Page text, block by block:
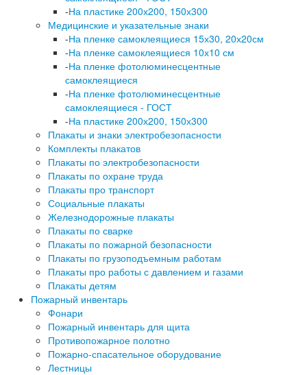
-На пластике 200х200, 150х300
Медицинские и указательные знаки
-На пленке самоклеящиеся 15х30, 20х20см
-На пленке самоклеящиеся 10х10 см
-На пленке фотолюминесцентные
самоклеящиеся
-На пленке фотолюминесцентные
самоклеящиеся - ГОСТ
-На пластике 200х200, 150х300
Плакаты и знаки электробезопасности
Комплекты плакатов
Плакаты по электробезопасности
Плакаты по охране труда
Плакаты про транспорт
Социальные плакаты
Железнодорожные плакаты
Плакаты по сварке
Плакаты по пожарной безопасности
Плакаты по грузоподъемным работам
Плакаты про работы с давлением и газами
Плакаты детям
Пожарный инвентарь
Фонари
Пожарный инвентарь для щита
Противопожарное полотно
Пожарно-спасательное оборудование
Лестницы